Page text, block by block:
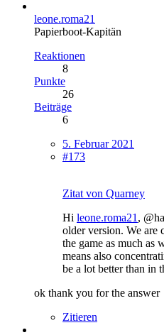
leone.roma21
Papierboot-Kapitän
Reaktionen
8
Punkte
26
Beiträge
6
5. Februar 2021
#173
Zitat von Quarney
Hi leone.roma21 ,
older version. We are
the game as much as
means also
be a lot better than in
ok thank you for the answer
Zitieren